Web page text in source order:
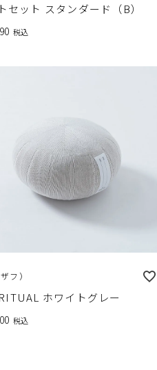
セット スタンダード（B）
税込
フ）
ホワイトグレー
税込